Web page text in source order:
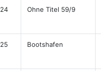
24 Ohne Titel 59/9
25 Bootshafen